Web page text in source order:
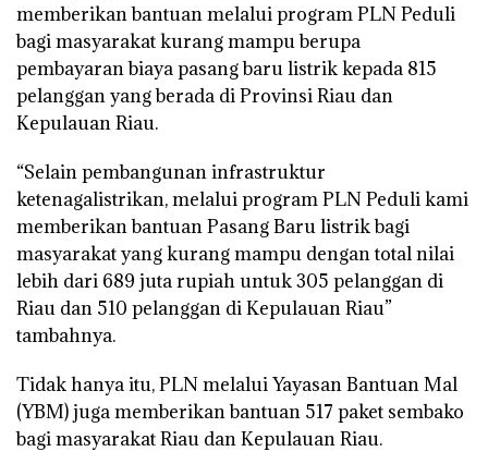
memberikan bantuan melalui program PLN Peduli
bagi masyarakat kurang mampu berupa
pembayaran biaya pasang baru listrik kepada 815
pelanggan yang berada di Provinsi Riau dan
Kepulauan Riau.
“Selain pembangunan infrastruktur
ketenagalistrikan, melalui program PLN Peduli kami
memberikan bantuan Pasang Baru listrik bagi
masyarakat yang kurang mampu dengan total nilai
lebih dari 689 juta rupiah untuk 305 pelanggan di
Riau dan 510 pelanggan di Kepulauan Riau”
tambahnya.
Tidak hanya itu, PLN melalui Yayasan Bantuan Mal
(YBM) juga memberikan bantuan 517 paket sembako
bagi masyarakat Riau dan Kepulauan Riau.